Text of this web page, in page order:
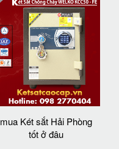
mua Két sắt Hải Phòng
tốt ở đâu